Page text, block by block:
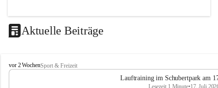
Aktuelle Beiträge
L
V
vor 2 WochenSport & Freizeit
Lauftraining im Schubertpark am
Lesezeit 1 Minute•17. Juli